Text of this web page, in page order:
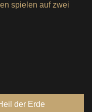
spielen auf zwei
Heil der Erde